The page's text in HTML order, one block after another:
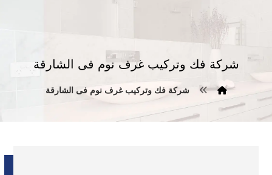
شركة فك وتركيب غرف نوم فى الشارقة
شركة فك وتركيب غرف نوم فى الشارقة